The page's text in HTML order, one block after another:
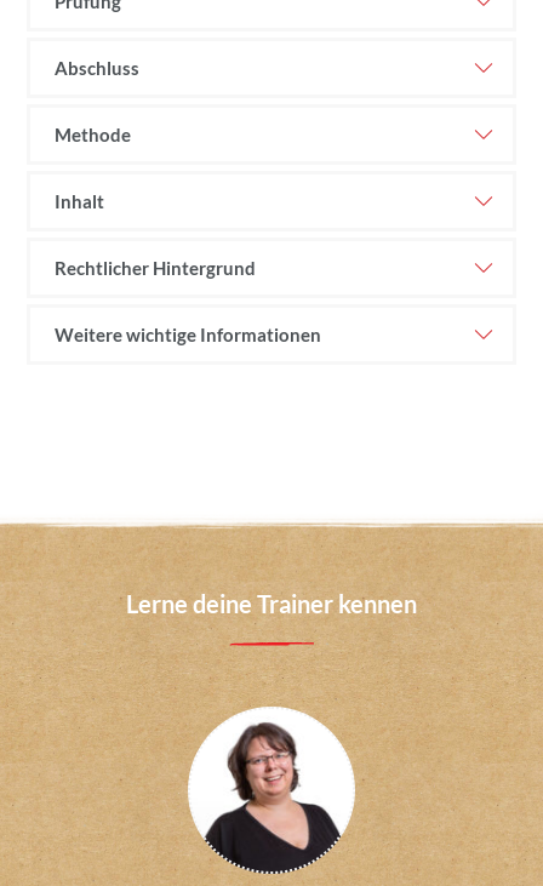
Abschluss
Methode
Inhalt
Rechtlicher Hintergrund
Weitere wichtige Informationen
Lerne deine Trainer kennen